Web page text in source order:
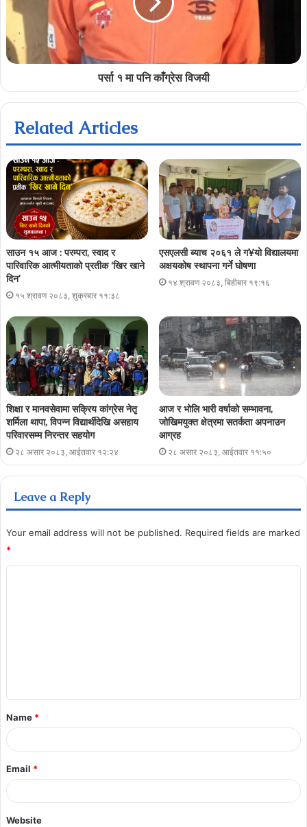
पर्सा १ मा पनि काँग्रेस विजयी
Related Articles
साउन १५ आज : परम्परा, स्वाद र
पारिवारिक आत्मीयताको प्रतीक ‘खिर खाने
दिन’
१५ श्रावण २०८३, शुक्रबार ११:३८
एसएलसी ब्याच २०६१ ले ग¥यो विद्यालयमा
अक्षयकोष स्थापना गर्ने घोषणा
१४ श्रावण २०८३, बिहीबार १९:१६
शिक्षा र मानवसेवामा सक्रिय कांग्रेस नेतृ
शर्मिला थापा, विपन्न विद्यार्थीदेखि असहाय
परिवारसम्म निरन्तर सहयोग
२८ असार २०८३, आईतवार १२:२४
आज र भोलि भारी वर्षाको सम्भावना,
जोखिमयुक्त क्षेत्रमा सतर्कता अपनाउन
आग्रह
२८ असार २०८३, आईतवार ११:५०
Leave a Reply
Your email address will not be published. Required fields are marked
*
Name *
Email *
Website